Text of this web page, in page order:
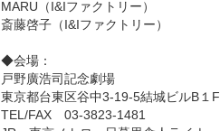
MARU（I&Iファクトリー）
斎藤啓子（I&Iファクトリー）
◆会場：
戸野廣浩司記念劇場
東京都台東区谷中3-19-5結城ビルB１F
TEL/FAX 03-3823-1481